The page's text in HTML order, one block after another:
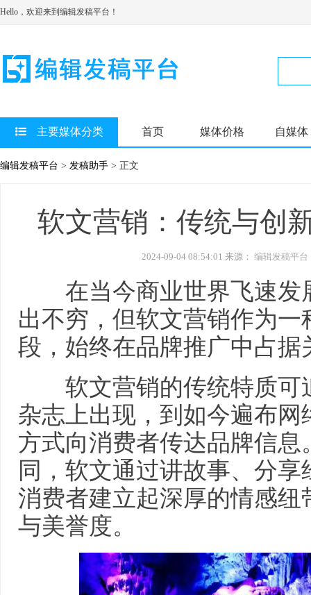
Hello，欢迎来到编辑发稿平台！
主要媒体分类 首页 媒体价格 自媒体
编辑发稿平台 > 发稿助手 > 正文
软文营销：传统与创
2024-09-04 08:54:01 来源： 编辑发稿平台
在当今商业世界飞速发
出不穷，但软文营销作为
段，始终在品牌推广中占据
软文营销的传统特质可
杂志上出现，到如今遍布
方式向消费者传达品牌信
同，软文通过讲故事、分
消费者建立起深厚的情感
与美誉度。